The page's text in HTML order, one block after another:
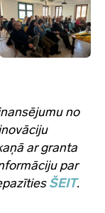
no
ar granta
par
ŠEIT.